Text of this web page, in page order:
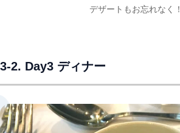
デザートもお忘れなく！
3-2. Day3 ディナー